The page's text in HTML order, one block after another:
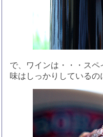
で、ワインは・・・ス
味はしっかりしている